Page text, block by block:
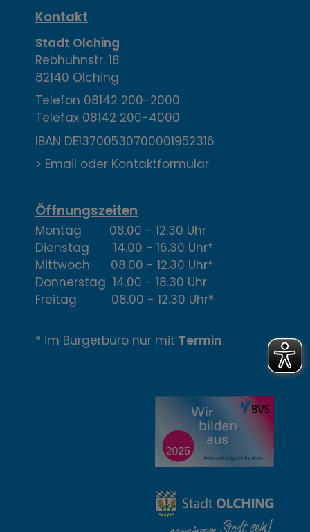
K
o
n
t
a
k
,
Ö
f
f
n
u
Kontakt
Stadt Olching
Rebhuhnstr. 18
82140 Olching
Telefon 08142 200-2000
Telefax 08142 200-4000
IBAN DE13700530700001952316
> Email oder Kontaktformular
Öffnungszeiten
Montag 08.00 - 12.30 Uhr
Dienstag 14.00 - 16.30 Uhr*
Mittwoch 08.00 - 12.30 Uhr*
Donnerstag 14.00 - 18.30 Uhr
Freitag 08.00 - 12.30 Uhr*
* im Bürgerbüro nur mit Termin